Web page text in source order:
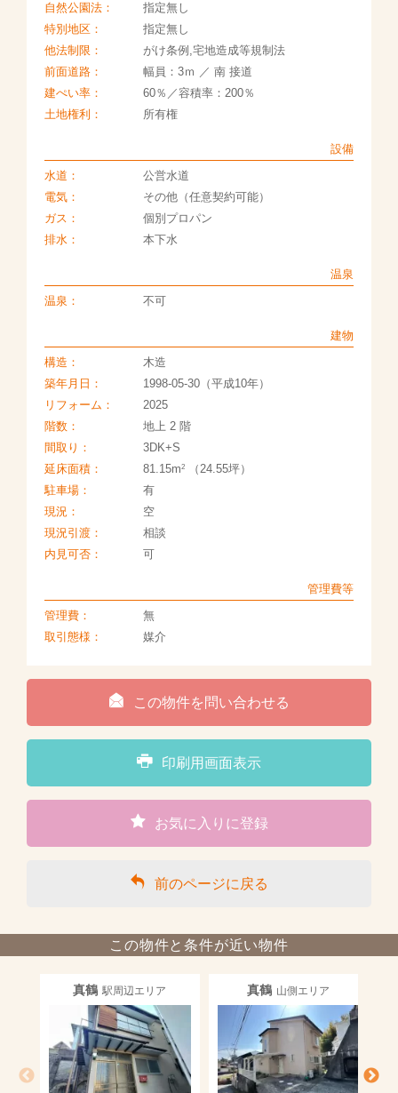
自然公園法：
指定無し
特別地区：
指定無し
他法制限：
がけ条例,宅地造成等規制法
前面道路：
幅員：3ｍ ／ 南 接道
建ぺい率：
60％／容積率：200％
土地権利：
所有権
設備
水道：
公営水道
電気：
その他（任意契約可能）
ガス：
個別プロパン
排水：
本下水
温泉
温泉：
不可
建物
構造：
木造
築年月日：
1998-05-30（平成10年）
リフォーム：
2025
階数：
地上 2 階
間取り：
3DK+S
延床面積：
81.15m2（24.55坪）
駐車場：
有
現況：
空
現況引渡：
相談
内見可否：
可
管理費等
管理費：
無
取引態様：
媒介
この物件を問い合わせる
印刷用画面表示
お気に入りに登録
前のページに戻る
この物件と条件が近い物件
真鶴 駅周辺エリア 真鶴 山側エリア